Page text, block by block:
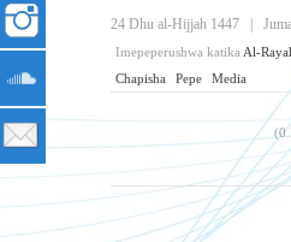
24 Dhu al-Hijjah 1447
Imepeperushwa katika Al-
Chapisha
Pepe Media
(0